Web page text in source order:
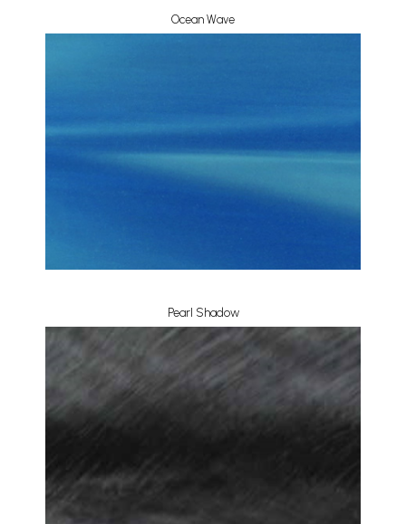
Ocean Wave
Pearl Shadow